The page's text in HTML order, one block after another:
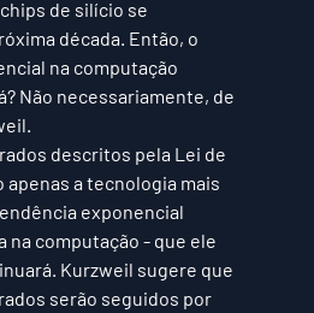
de silício se
década. Então, o
na computação
Não necessariamente, de
descritos pela Lei de
apenas a tecnologia mais
exponencial
na computação - que ele
Kurzweil sugere que
serão seguidos por